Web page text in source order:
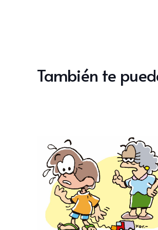
También te